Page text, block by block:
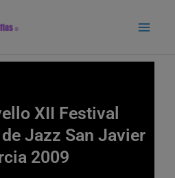
XII Festival
Jazz San Javier
2009